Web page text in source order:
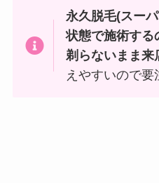
永久脱毛(スー
状態で施術する
剃らないまま来
えやすいので要